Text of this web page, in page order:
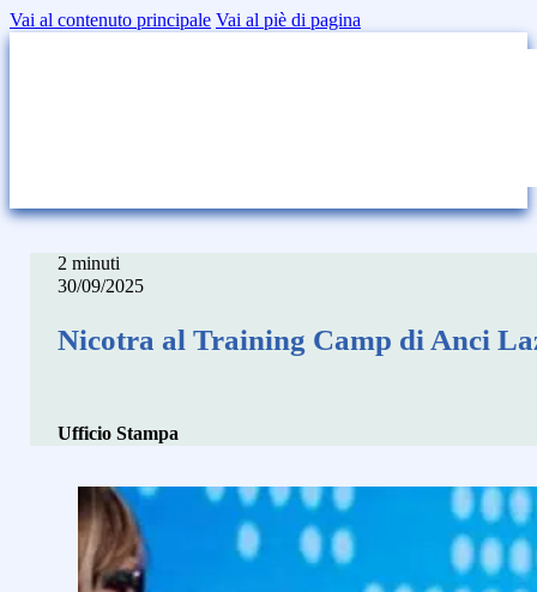
Vai al contenuto principale Vai al piè di pagina
2 minuti
30/09/2025
Nicotra al Training Camp di Anci
Ufficio Stampa